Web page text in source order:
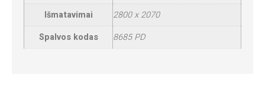
Išmatavimai
2800 x 2070
Spalvos kodas
8685 PD